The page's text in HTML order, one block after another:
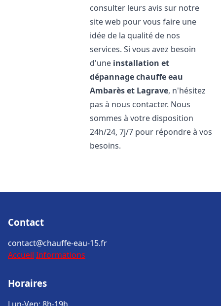
consulter leurs avis sur notre
site web pour vous faire une
idée de la qualité de nos
services. Si vous avez besoin
d'une installation et
dépannage chauffe eau
Ambarès et Lagrave, n'hésitez
pas à nous contacter. Nous
sommes à votre disposition
24h/24, 7j/7 pour répondre à vos
besoins.
Contact
contact@chauffe-eau-15.fr
Accueil Informations
Horaires